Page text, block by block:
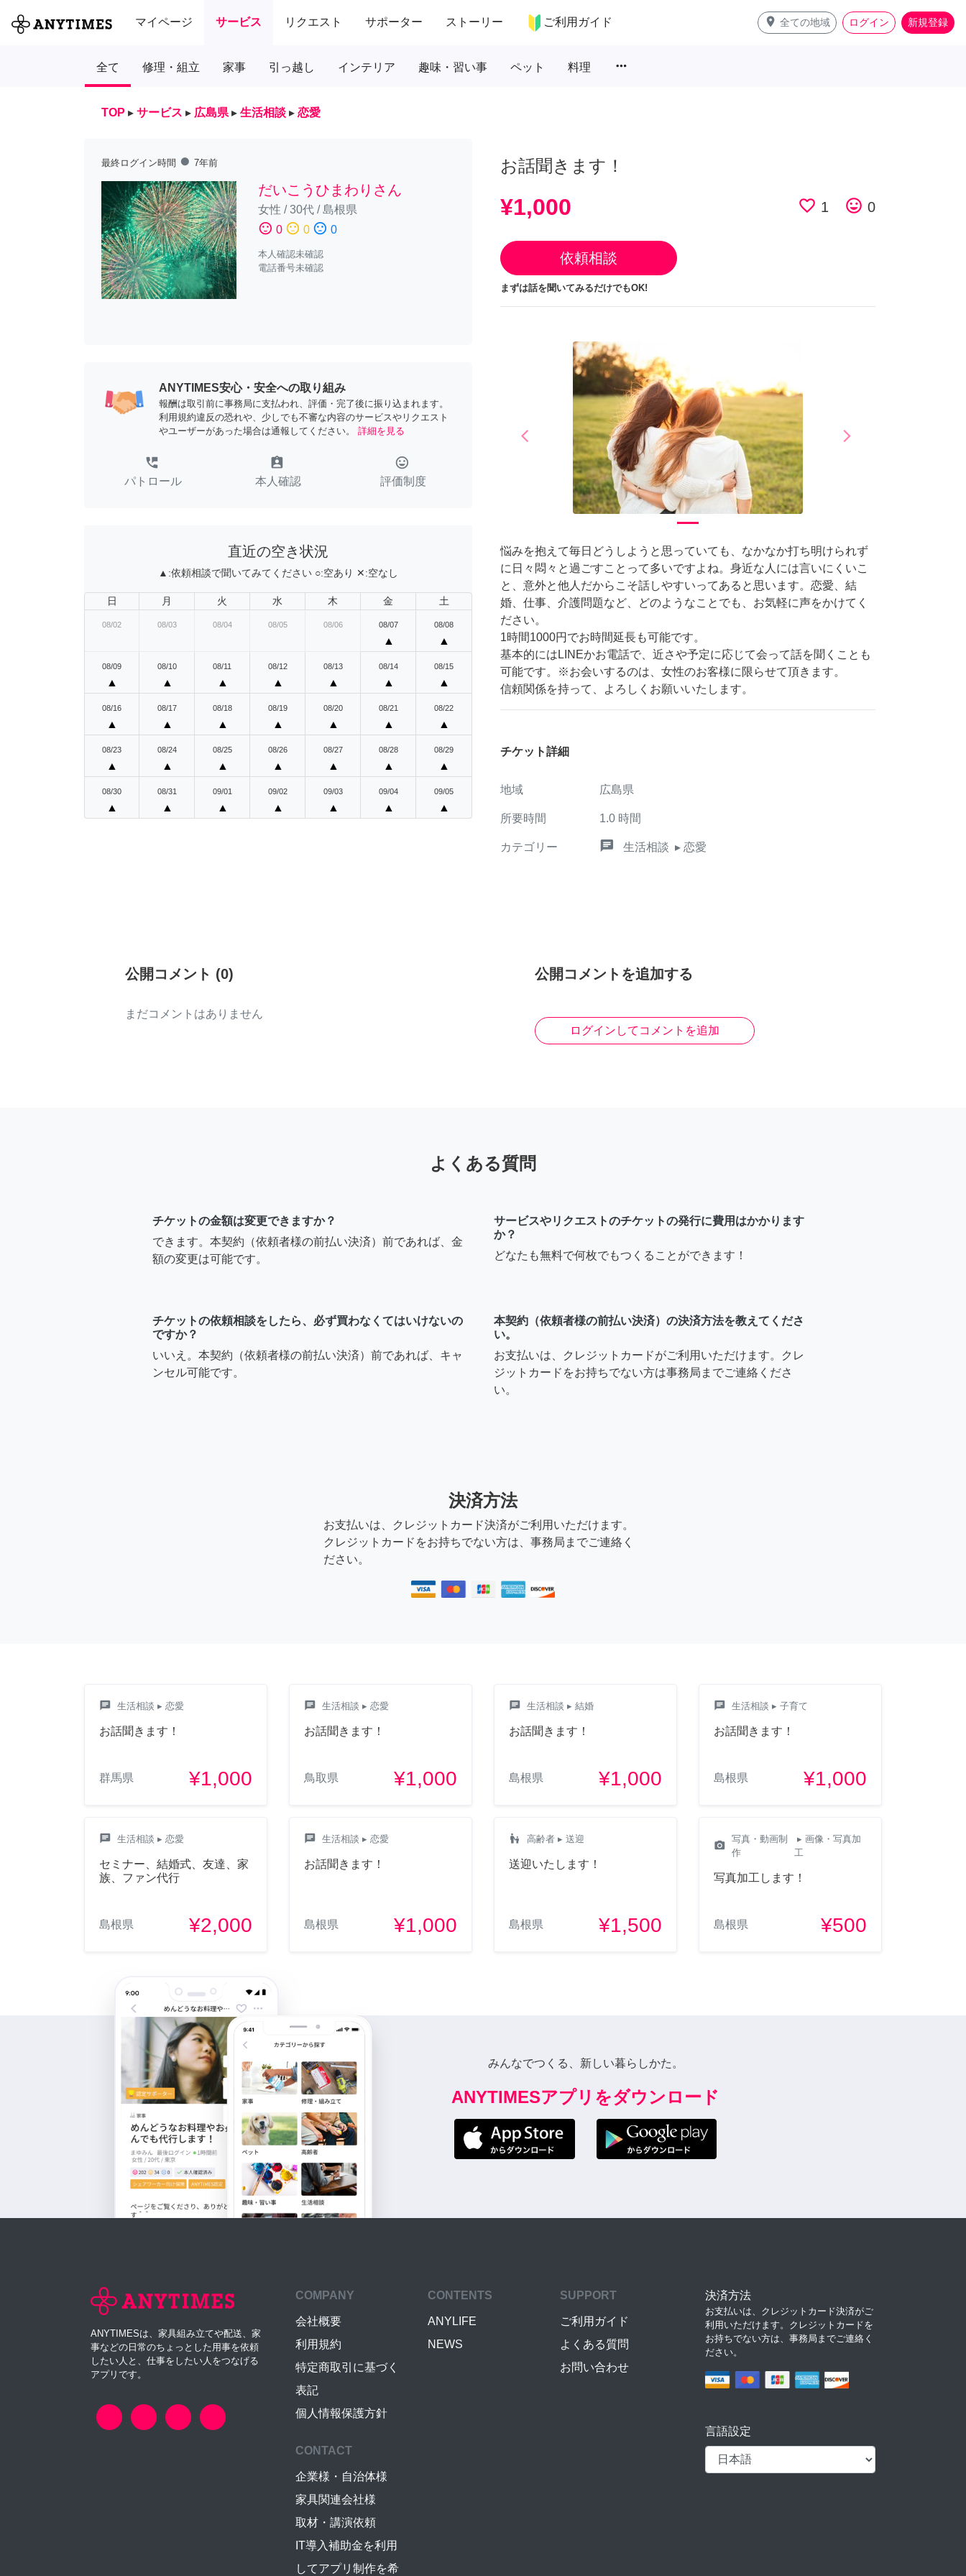
マイページ サービス リクエスト サポーター ストーリー ご利用ガイド place 全ての地域 ログイン 新規登録
全て 修理・組立 家事 引っ越し インテリア 趣味・習い事 ペット 料理 more_horiz
TOP ▸ サービス ▸ 広島県 ▸ 生活相談 ▸ 恋愛
最終ログイン時間 fiber_manual_record 7年前
だいこうひまわりさん
女性 /30代/島根県
sentiment_satisfied 0 sentiment_neutral 0 sentiment_dissatisfied 0
本人確認未確認
電話番号未確認
ANYTIMES安心・安全への取り組み
報酬は取引前に事務局に支払われ、評価・完了後に振り込まれます。
利用規約違反の恐れや、少しでも不審な内容のサービスやリクエスト
やユーザーがあった場合は通報してください。
詳細を見る
perm_phone_msg
パトロール
assignment_ind
本人確認
tag_faces
評価制度
直近の空き状況
▲:依頼相談で聞いてみてください ○:空あり ✕:空なし
日 月 火 水 木 金 土
08/02 08/03 08/04 08/05 08/06 08/07
▲
08/08
▲
08/09
▲
08/10
▲
08/11
▲
08/12
▲
08/13
▲
08/14
▲
08/15
▲
08/16
▲
08/17
▲
08/18
▲
08/19
▲
08/20
▲
08/21
▲
08/22
▲
08/23
▲
08/24
▲
08/25
▲
08/26
▲
08/27
▲
08/28
▲
08/29
▲
08/30
▲
08/31
▲
09/01
▲
09/02
▲
09/03
▲
09/04
▲
09/05
▲
お話聞きます！
¥1,000 favorite_border 1 tag_faces 0
依頼相談
まずは話を聞いてみるだけでもOK!
arrow_back_iosPrevious arrow_forward_iosNext
悩みを抱えて毎日どうしようと思っていても、なかなか打ち明けられず
に日々悶々と過ごすことって多いですよね。身近な人には言いにくいこ
と、意外と他人だからこそ話しやすいってあると思います。恋愛、結
婚、仕事、介護問題など、どのようなことでも、お気軽に声をかけてく
ださい。
1時間1000円でお時間延長も可能です。
基本的にはLINEかお電話で、近さや予定に応じて会って話を聞くことも
可能です。※お会いするのは、女性のお客様に限らせて頂きます。
信頼関係を持って、よろしくお願いいたします。
チケット詳細
地域 広島県
所要時間 1.0 時間
カテゴリー chat 生活相談 ▸ 恋愛
公開コメント (0)
まだコメントはありません
公開コメントを追加する
ログインしてコメントを追加
よくある質問
チケットの金額は変更できますか？
できます。本契約（依頼者様の前払い決済）前であれば、金
額の変更は可能です。
サービスやリクエストのチケットの発行に費用はかかります
か？
どなたも無料で何枚でもつくることができます！
チケットの依頼相談をしたら、必ず買わなくてはいけないの
ですか？
いいえ。本契約（依頼者様の前払い決済）前であれば、キャ
ンセル可能です。
本契約（依頼者様の前払い決済）の決済方法を教えてくださ
い。
お支払いは、クレジットカードがご利用いただけます。クレ
ジットカードをお持ちでない方は事務局までご連絡くださ
い。
決済方法
お支払いは、クレジットカード決済がご利用いただけます。
クレジットカードをお持ちでない方は、事務局までご連絡く
ださい。
chat 生活相談 ▸ 恋愛
お話聞きます！
群馬県 ¥1,000
chat 生活相談 ▸ 恋愛
お話聞きます！
鳥取県 ¥1,000
chat 生活相談 ▸ 結婚
お話聞きます！
島根県 ¥1,000
chat 生活相談 ▸ 子育て
お話聞きます！
島根県 ¥1,000
chat 生活相談 ▸ 恋愛
セミナー、結婚式、友達、家
族、ファン代行
島根県 ¥2,000
chat 生活相談 ▸ 恋愛
お話聞きます！
島根県 ¥1,000
escalator_warning 高齢者 ▸ 送迎
送迎いたします！
島根県 ¥1,500
camera_alt
写真・動画制
作
▸ 画像・写真加
工
写真加工します！
島根県 ¥500
みんなでつくる、新しい暮らしかた。
ANYTIMESアプリをダウンロード
ANYTIMESは、家具組み立てや配送、家
事などの日常のちょっとした用事を依頼
したい人と、仕事をしたい人をつなげる
アプリです。
COMPANY
会社概要
利用規約
特定商取引に基づく
表記
個人情報保護方針
CONTENTS
ANYLIFE
NEWS
SUPPORT
ご利用ガイド
よくある質問
お問い合わせ
CONTACT
企業様・自治体様
家具関連会社様
取材・講演依頼
IT導入補助金を利用
してアプリ制作を希
決済方法
お支払いは、クレジットカード決済がご
利用いただけます。クレジットカードを
お持ちでない方は、事務局までご連絡く
ださい。
言語設定